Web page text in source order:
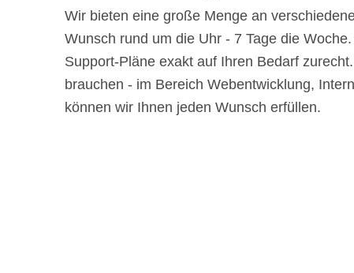
Wir bieten eine große Menge an
Wunsch rund um die Uhr - 7 Tage die
Support-Pläne exakt auf Ihren Bedarf
brauchen - im Bereich Webentwicklung,
können wir Ihnen jeden Wunsch erfüllen.